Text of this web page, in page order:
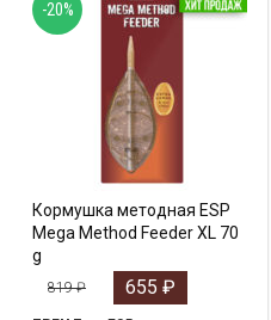
Кормушка методная ESP
Mega Method Feeder XL 70
g
819₽ 655 ₽
-20%